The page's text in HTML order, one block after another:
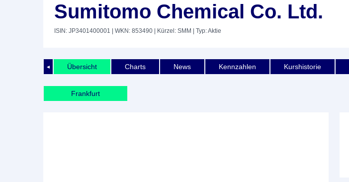
Sumitomo Chemical Co. Ltd.
ISIN: JP3401400001 | WKN: 853490 | Kürzel: SMM | Typ: Aktie
◄ Übersicht Charts News Kennzahlen Kurshistorie
Frankfurt